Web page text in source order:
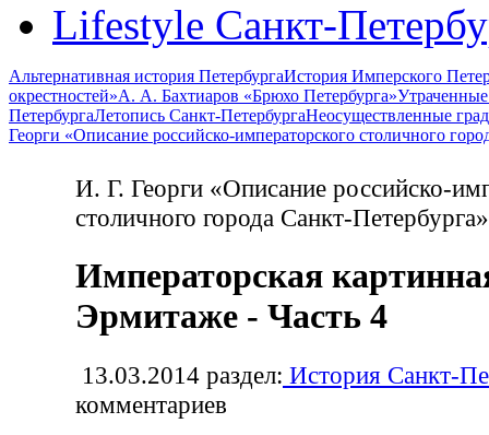
Lifestyle Санкт-
Альтернативная история ПетербургаИстория Имперского
окрестностей»А. А. Бахтиаров «Брюхо Петербурга»
ПетербургаЛетопись Санкт-ПетербургаНеосуществленные
Георги «Описание российско-императорского столичного
И. Г. Георги «Описание российско-
столичного города Санкт-Петербурга»
Императорская
Эрмитаже - Часть 4
13.03.2014 раздел: История Санкт-
комментариев